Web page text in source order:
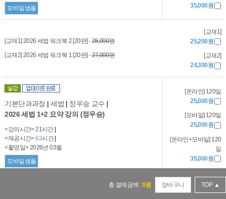
모바일샘플
35,000원
[교재1] 2026 세법 워크북 2 [20판] -28,000원
[교재2] 2026 세법 워크북 1 [20판] -27,000원
[교재1]
25,200원
[교재2]
24,300원
기본단과과정 | 세법 | 정우승 교수 |
2026 세법 1+2 요약 강의 (정우승)
<강의시간> 21시간
<제공시간>63시간
<촬영일> 2026년 03월
모바일샘플
[온라인] 120일
25,000원
[모바일] 120일
25,000원
[온라인+모바일] 120
일
35,000원
[교재1]
24,300원
총 결제금액 :0원 장바구니 TOP ▲